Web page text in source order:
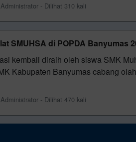
- Dilihat 310 kali
SMUHSA di POPDA Banyumas
kembali diraih oleh siswa SMK
Kabupaten Banyumas cabang
- Dilihat 470 kali